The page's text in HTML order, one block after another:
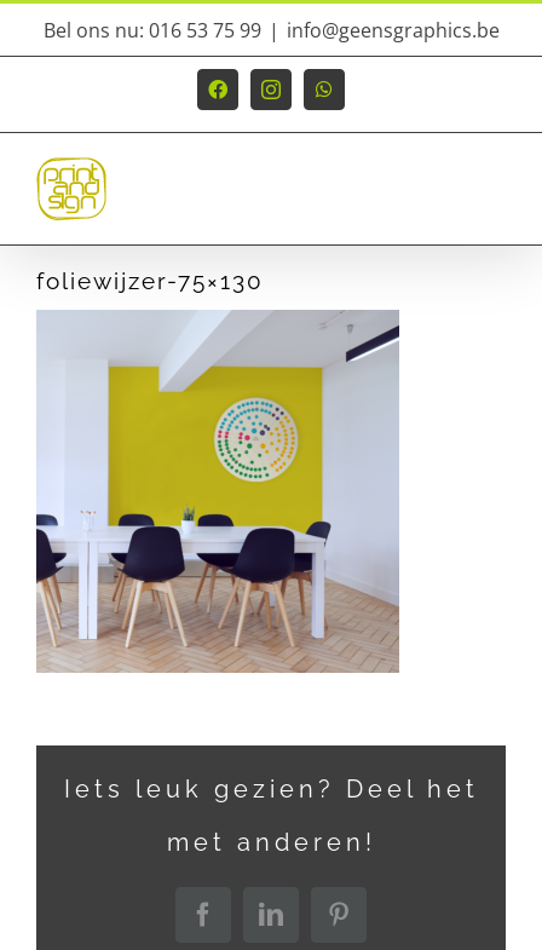
Ga
inhoud
Bel ons nu: 016 53 75 99 | info@geensgraphics.be
FacebookInstagramWhatsApp
foliewijzer-75×130
Iets leuk gezien? Deel het
met anderen!
FacebookLinkedInPinterest